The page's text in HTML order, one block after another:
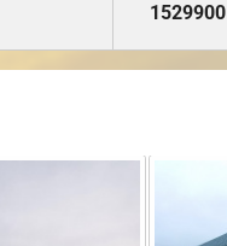
1529900